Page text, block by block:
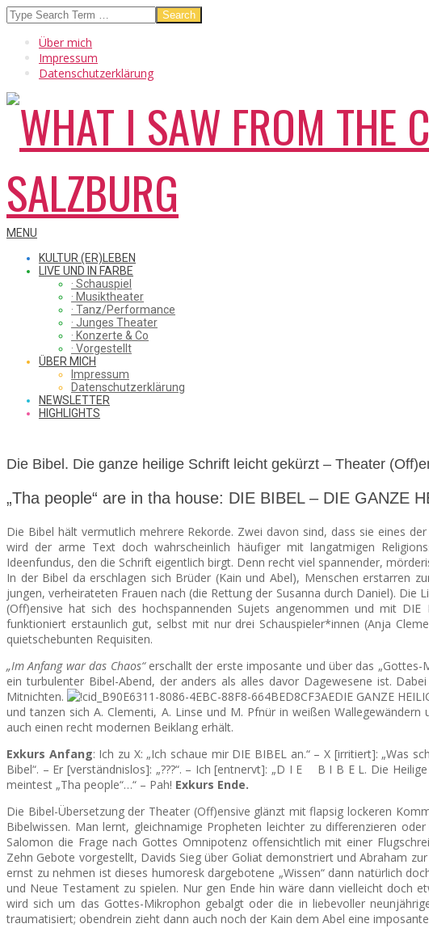
Skip
to
content
Search
Über mich
Impressum
Datenschutzerklärung
WHAT
SAW
FROM
THE
CHEAP
SEATS
Secondary
Menu
MENU
KULTUR (ER)LEBEN
LIVE UND IN FARBE
· Schauspiel
· Musiktheater
· Tanz/Performance
· Junges Theater
· Konzerte & Co
· Vorgestellt
ÜBER MICH
Impressum
Datenschutzerklärung
NEWSLETTER
HIGHLIGHTS
Die Bibel. Die ganze heilige Schrift leicht gekürzt – Theater
„Tha people“ are in tha house: DIE BIBEL – DIE GANZE
Die Bibel hält vermutlich mehrere Rekorde. Zwei davon sind, dass sie eines
wird der arme Text doch wahrscheinlich häufiger mit langatmigen
Ideenfundus, den die Schrift eigentlich birgt. Denn recht viel spannender,
In der Bibel da erschlagen sich Brüder (Kain und Abel), Menschen erstarren
jungen, verheirateten Frauen nach (die Rettung der Susanna durch Daniel).
(Off)ensive hat sich des hochspannenden Sujets angenommen und mit DIE
funktioniert erstaunlich gut, selbst mit nur drei Schauspieler*innen (Anja
quietschebunten Requisiten.
„Im Anfang war das Chaos“erschallt der erste imposante und über das
ein turbulenter Bibel-Abend, der anders als alles davor Dagewesene ist.
Mitnichten.
DIE GANZE
und tanzen sich A. Clementi, A. Linse und M. Pfnür in weißen
auch einen recht modernen Beiklang erhält.
Exkurs Anfang: Ich zu X: „Ich schaue mir DIE BIBEL an.“ – X [irritiert]: „Was
Bibel“. – Er [verständnislos]: „???“. – Ich [entnervt]: „D I E B I B E L. Die
meintest „Tha people“…“ – Pah! Exkurs Ende.
Die Bibel-Übersetzung der Theater (Off)ensive glänzt mit flapsig lockeren
Bibelwissen. Man lernt, gleichnamige Propheten leichter zu differenzieren
Salomon die Frage nach Gottes Omnipotenz offensichtlich mit einer
Zehn Gebote vorgestellt, Davids Sieg über Goliat demonstriert und Abraham
ernst zu nehmen ist dieses humoresk dargebotene „Wissen“ dann natürlich
und Neue Testament zu spielen. Nur gen Ende hin wäre dann vielleicht doch
wird sich um das Gottes-Mikrophon gebalgt oder die in liebevoller
traumatisiert; obendrein zieht dann auch noch der Kain dem Abel eine